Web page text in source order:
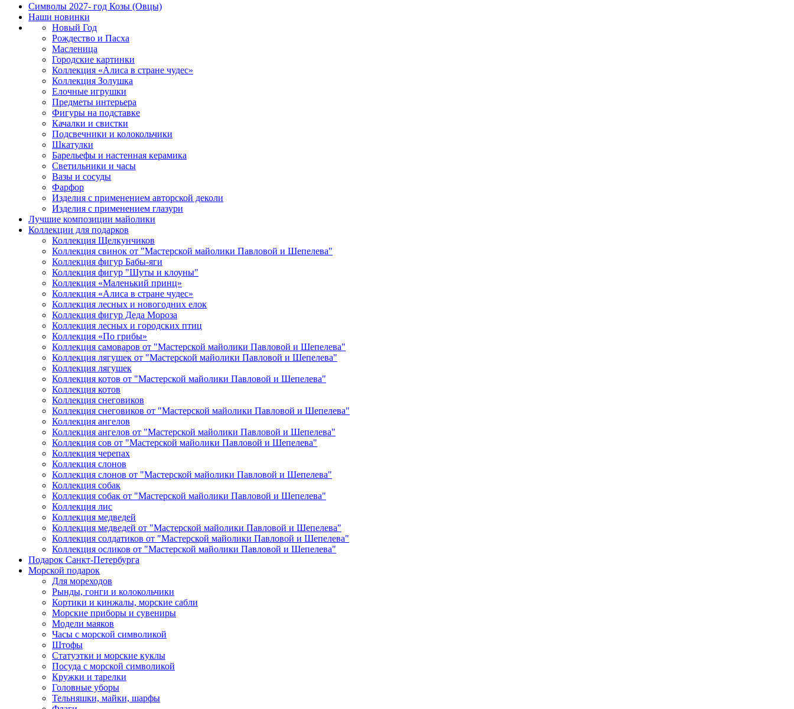
Символы 2027- год Козы (Овцы)
Наши новинки
Новый Год
Рождество и Пасха
Масленица
Городские картинки
Коллекция «Алиса в стране чудес»
Коллекция Золушка
Елочные игрушки
Предметы интерьера
Фигуры на подставке
Качалки и свистки
Подсвечники и колокольчики
Шкатулки
Барельефы и настенная керамика
Светильники и часы
Вазы и сосуды
Фарфор
Изделия с применением авторской деколи
Изделия с применением глазури
Лучшие композиции майолики
Коллекции для подарков
Коллекция Щелкунчиков
Коллекция свинок от "Мастерской майолики Павловой и Шепелева"
Коллекция фигур Бабы-яги
Коллекция фигур "Шуты и клоуны"
Коллекция «Маленький принц»
Коллекция «Алиса в стране чудес»
Коллекция лесных и новогодних елок
Коллекция фигур Деда Мороза
Коллекция лесных и городских птиц
Коллекция «По грибы»
Коллекция самоваров от "Мастерской майолики Павловой и Шепелева"
Коллекция лягушек от "Мастерской майолики Павловой и Шепелева"
Коллекция лягушек
Коллекция котов от "Мастерской майолики Павловой и Шепелева"
Коллекция котов
Коллекция снеговиков
Коллекция снеговиков от "Мастерской майолики Павловой и Шепелева"
Коллекция ангелов
Коллекция ангелов от "Мастерской майолики Павловой и Шепелева"
Коллекция сов от "Мастерской майолики Павловой и Шепелева"
Коллекция черепах
Коллекция слонов
Коллекция слонов от "Мастерской майолики Павловой и Шепелева"
Коллекция собак
Коллекция собак от "Мастерской майолики Павловой и Шепелева"
Коллекция лис
Коллекция медведей
Коллекция медведей от "Мастерской майолики Павловой и Шепелева"
Коллекция солдатиков от "Мастерской майолики Павловой и Шепелева"
Коллекция осликов от "Мастерской майолики Павловой и Шепелева"
Подарок Санкт-Петербурга
Морской подарок
Для мореходов
Рынды, гонги и колокольчики
Кортики и кинжалы, морские сабли
Морские приборы и сувениры
Модели маяков
Часы с морской символикой
Штофы
Статуэтки и морские куклы
Посуда с морской символикой
Кружки и тарелки
Головные уборы
Тельняшки, майки, шарфы